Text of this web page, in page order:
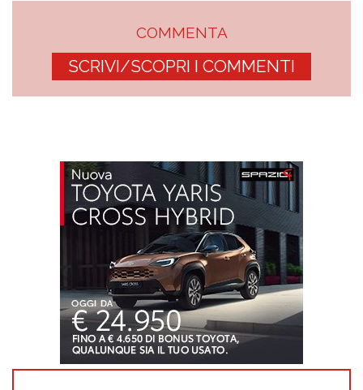
COMMENTA
SCRIVI/SCOPRI I COMMENTI